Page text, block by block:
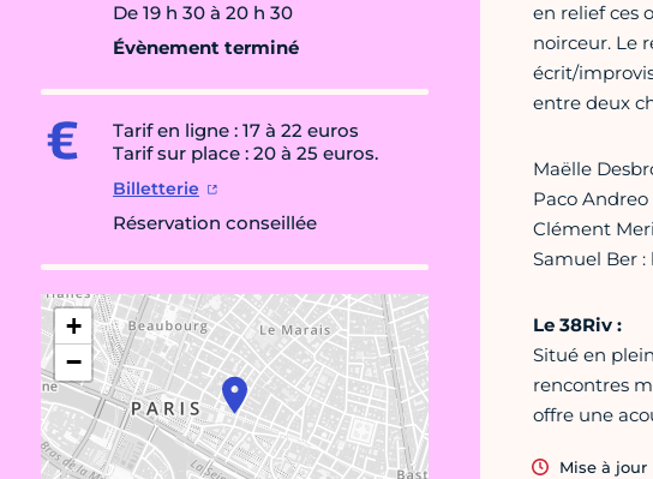
De 19 h 30 à 20 h 30
Évènement terminé
Tarif en ligne : 17 à 22 euros
Tarif sur place : 20 à 25 euros.
Billetterie
Réservation conseillée
+
−
en relief ces
noirceur. Le
écrit/
entre deux
Maëlle
Paco
Clément
Samuel Ber
Le 38Riv :
Situé en
rencontres
offre une
Mise à jour